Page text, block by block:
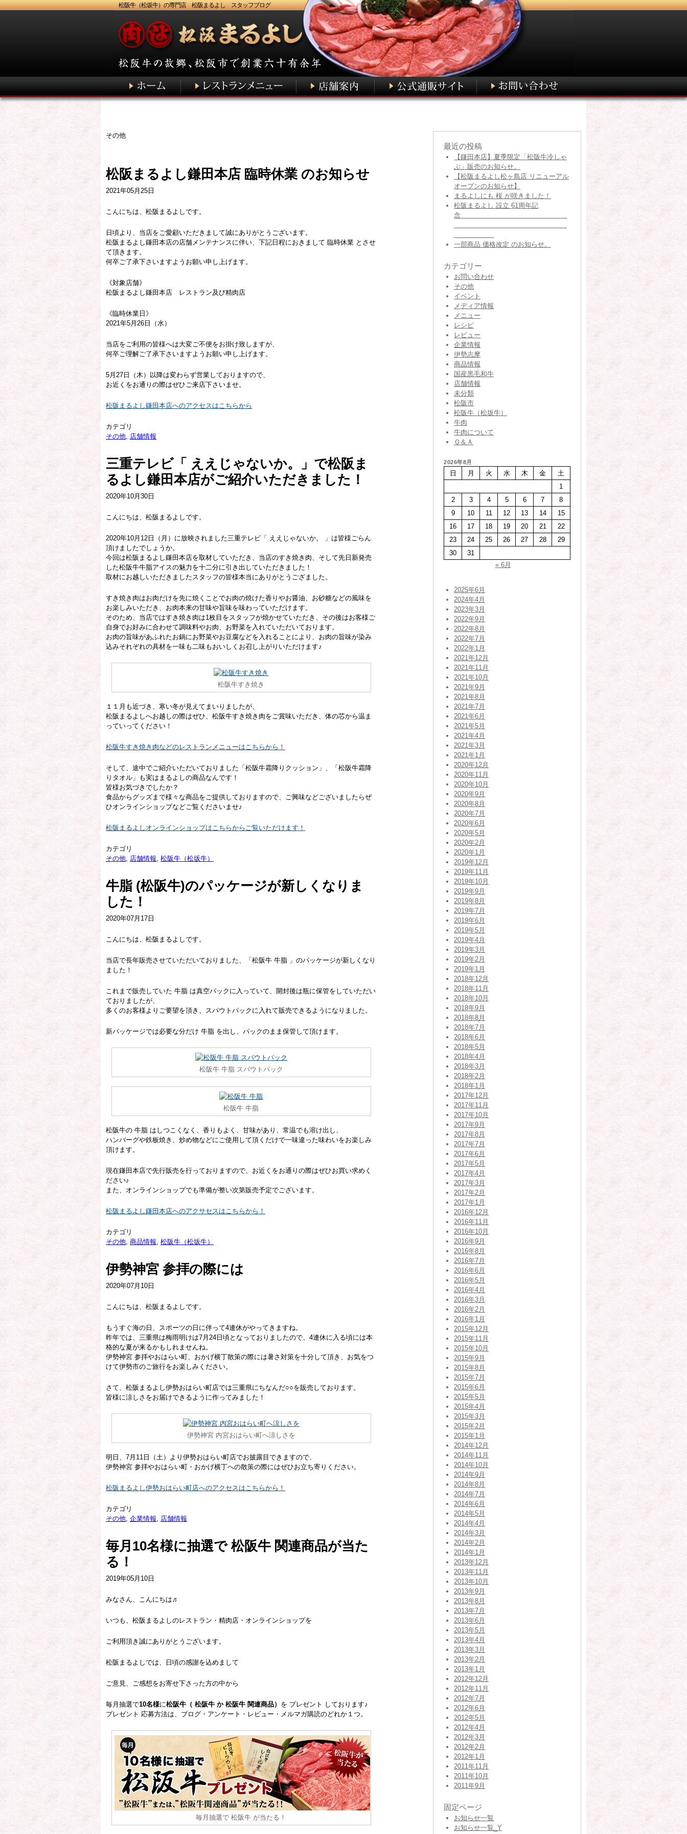
松阪牛（松坂牛）の専門店 松阪まるよし スタッフブログ
その他
松阪まるよし鎌田本店 臨時休業 のお知らせ
2021年05月25日
こんにちは、松阪まるよしです。
日頃より、当店をご愛顧いただきまして誠にありがとうございます。
松阪まるよし鎌田本店の店舗メンテナンスに伴い、下記日程におきまして 臨時休業 とさせ
て頂きます。
何卒ご了承下さいますようお願い申し上げます。
《対象店舗》
松阪まるよし鎌田本店 レストラン及び精肉店
《臨時休業日》
2021年5月26日（水）
当店をご利用の皆様へは大変ご不便をお掛け致しますが、
何卒ご理解ご了承下さいますようお願い申し上げます。
5月27日（木）以降は変わらず営業しておりますので、
お近くをお通りの際はぜひご来店下さいませ。
松阪まるよし鎌田本店へのアクセスはこちらから
カテゴリ
その他, 店舗情報
三重テレビ「 ええじゃないか。」で松阪ま
るよし鎌田本店がご紹介いただきました！
2020年10月30日
こんにちは、松阪まるよしです。
2020年10月12日（月）に放映されました三重テレビ「 ええじゃないか。 」は皆様ごらん
頂けましたでしょうか。
今回は松阪まるよし鎌田本店を取材していただき、当店のすき焼き肉、そして先日新発売
した松阪牛牛脂アイスの魅力を十二分に引き出していただきました！
取材にお越しいただきましたスタッフの皆様本当にありがとうござました。
すき焼き肉はお肉だけを先に焼くことでお肉の焼けた香りやお醤油、お砂糖などの風味を
お楽しみいただき、お肉本来の甘味や旨味を味わっていただけます。
そのため、当店ではすき焼き肉は1枚目をスタッフが焼かせていただき、その後はお客様ご
自身でお好みに合わせて調味料やお肉、お野菜を入れていただいております。
お肉の旨味があふれたお鍋にお野菜やお豆腐などを入れることにより、お肉の旨味が染み
込みそれぞれの具材を一味も二味もおいしくお召し上がりいただけます♪
松阪牛すき焼き
１１月も近づき、寒い冬が見えてまいりましたが、
松阪まるよしへお越しの際はぜひ、松阪牛すき焼き肉をご賞味いただき、体の芯から温ま
っていってください！
松阪牛すき焼き肉などのレストランメニューはこちらから！
そして、途中でご紹介いただいておりました「松阪牛霜降りクッション」、「松阪牛霜降
りタオル」も実はまるよしの商品なんです！
皆様お気づきでしたか？
食品からグッズまで様々な商品をご提供しておりますので、ご興味などございましたらぜ
ひオンラインショップなどご覧くださいませ♪
松阪まるよしオンラインショップはこちらからご覧いただけます！
カテゴリ
その他, 店舗情報, 松阪牛（松坂牛）
牛脂 (松阪牛)のパッケージが新しくなりま
した！
2020年07月17日
こんにちは、松阪まるよしです。
当店で長年販売させていただいておりました、「松阪牛 牛脂 」のパッケージが新しくなり
ました！
これまで販売していた 牛脂 は真空パックに入っていて、開封後は瓶に保管をしていただい
ておりましたが、
多くのお客様よりご要望を頂き、スパウトパックに入れて販売できるようになりました。
新パッケージでは必要な分だけ 牛脂 を出し、パックのまま保管して頂けます。
松阪牛 牛脂 スパウトパック
松阪牛 牛脂
松阪牛の 牛脂 はしつこくなく、香りもよく、甘味があり、常温でも溶け出し、
ハンバーグや鉄板焼き、炒め物などにご使用して頂くだけで一味違った味わいをお楽しみ
頂けます。
現在鎌田本店で先行販売を行っておりますので、お近くをお通りの際はぜひお買い求めく
ださい♪
また、オンラインショップでも準備が整い次第販売予定でございます。
松阪まるよし鎌田本店へのアクサセスはこちらから！
カテゴリ
その他, 商品情報, 松阪牛（松坂牛）
伊勢神宮 参拝の際には
2020年07月10日
こんにちは、松阪まるよしです。
もうすぐ海の日、スポーツの日に伴って4連休がやってきますね。
昨年では、三重県は梅雨明けは7月24日頃となっておりましたので、4連休に入る頃には本
格的な夏が来るかもしれませんね。
伊勢神宮 参拝やおはらい町、おかげ横丁散策の際には暑さ対策を十分して頂き、お気をつ
けて伊勢市のご旅行をお楽しみください。
さて、松阪まるよし伊勢おはらい町店では三重県にちなんだ○○を販売しております。
皆様に涼しさをお届けできるように作ってみました！
伊勢神宮 内宮おはらい町へ涼しさを
明日、7月11日（土）より伊勢おはらい町店でお披露目できますので、
伊勢神宮 参拝やおはらい町・おかげ横丁への散策の際にはぜひお立ち寄りください。
松阪まるよし伊勢おはらい町店へのアクセスはこちらから！
カテゴリ
その他, 企業情報, 店舗情報
毎月10名様に抽選で 松阪牛 関連商品が当た
る！
2019年05月10日
みなさん、こんにちは♬
いつも、松阪まるよしのレストラン・精肉店・オンラインショップを
ご利用頂き誠にありがとうございます。
松阪まるよしでは、日頃の感謝を込めまして
ご意見、ご感想をお寄せ下さった方の中から
毎月抽選で10名様に松阪牛（ 松阪牛 か 松阪牛 関連商品） を プレゼント しております♪
プレゼント 応募方法は、ブログ・アンケート・レビュー・メルマガ購読のどれか１つ。
毎月抽選で 松阪牛 が当たる！
最近の投稿
【鎌田本店】夏季限定「松阪牛冷しゃ
ぶ」販売のお知らせ。
【松阪まるよし松ヶ島店 リニューアル
オープンのお知らせ】
まるよしにも 桜 が咲きました！
松阪まるよし 設立 61周年記
念
一部商品 価格改定 のお知らせ。
カテゴリー
お問い合わせ
その他
イベント
メディア情報
メニュー
レシピ
レビュー
企業情報
伊勢志摩
商品情報
国産黒毛和牛
店舗情報
未分類
松阪市
松阪牛（松坂牛）
牛肉
牛肉について
Ｑ＆Ａ
2026年8月
日 月 火 水 木 金
土
1
2
3 4 5 6 7
8
9
10 11 12 13 14
15
16
17 18 19 20 21
22
23
24 25 26 27 28
29
30
31
« 6月
2025年6月
2024年4月
2023年3月
2022年9月
2022年8月
2022年7月
2022年1月
2021年12月
2021年11月
2021年10月
2021年9月
2021年8月
2021年7月
2021年6月
2021年5月
2021年4月
2021年3月
2021年1月
2020年12月
2020年11月
2020年10月
2020年9月
2020年8月
2020年7月
2020年6月
2020年5月
2020年2月
2020年1月
2019年12月
2019年11月
2019年10月
2019年9月
2019年8月
2019年7月
2019年6月
2019年5月
2019年4月
2019年3月
2019年2月
2019年1月
2018年12月
2018年11月
2018年10月
2018年9月
2018年8月
2018年7月
2018年6月
2018年5月
2018年4月
2018年3月
2018年2月
2018年1月
2017年12月
2017年11月
2017年10月
2017年9月
2017年8月
2017年7月
2017年6月
2017年5月
2017年4月
2017年3月
2017年2月
2017年1月
2016年12月
2016年11月
2016年10月
2016年9月
2016年8月
2016年7月
2016年6月
2016年5月
2016年4月
2016年3月
2016年2月
2016年1月
2015年12月
2015年11月
2015年10月
2015年9月
2015年8月
2015年7月
2015年6月
2015年5月
2015年4月
2015年3月
2015年2月
2015年1月
2014年12月
2014年11月
2014年10月
2014年9月
2014年8月
2014年7月
2014年6月
2014年5月
2014年4月
2014年3月
2014年2月
2014年1月
2013年12月
2013年11月
2013年10月
2013年9月
2013年8月
2013年7月
2013年6月
2013年5月
2013年4月
2013年3月
2013年2月
2013年1月
2012年12月
2012年11月
2012年7月
2012年6月
2012年5月
2012年4月
2012年3月
2012年2月
2012年1月
2011年11月
2011年10月
2011年9月
固定ページ
お知らせ一覧
お知らせ一覧_Y